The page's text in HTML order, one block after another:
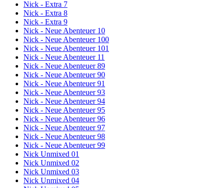
Nick - Extra 7
Nick - Extra 8
Nick - Extra 9
Nick - Neue Abenteuer 10
Nick - Neue Abenteuer 100
Nick - Neue Abenteuer 101
Nick - Neue Abenteuer 11
Nick - Neue Abenteuer 89
Nick - Neue Abenteuer 90
Nick - Neue Abenteuer 91
Nick - Neue Abenteuer 93
Nick - Neue Abenteuer 94
Nick - Neue Abenteuer 95
Nick - Neue Abenteuer 96
Nick - Neue Abenteuer 97
Nick - Neue Abenteuer 98
Nick - Neue Abenteuer 99
Nick Unmixed 01
Nick Unmixed 02
Nick Unmixed 03
Nick Unmixed 04